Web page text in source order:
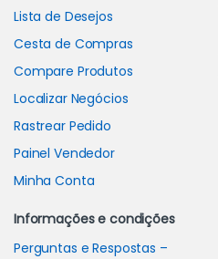
Lista de Desejos
Cesta de Compras
Compare Produtos
Localizar Negócios
Rastrear Pedido
Painel Vendedor
Minha Conta
Informações e condições
Perguntas e Respostas –